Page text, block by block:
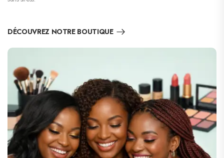
DÉCOUVREZ NOTRE BOUTIQUE